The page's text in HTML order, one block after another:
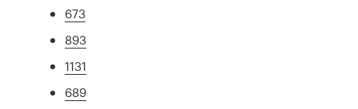
673
893
1131
689